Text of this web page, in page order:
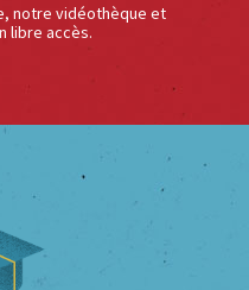
notre vidéothèque et
libre accès.